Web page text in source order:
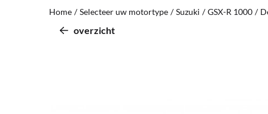
Home / Selecteer uw motortype / Suzuki / GSX-R 1000 /
overzicht